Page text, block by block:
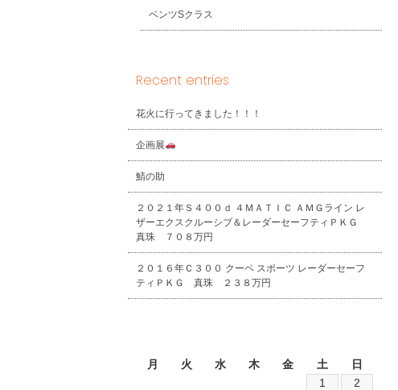
ベンツSクラス
Recent entries
花火に行ってきました！！！
企画展
鯖の助
２０２１年Ｓ４００ｄ ４ＭＡＴＩＣ ＡＭＧライン レ
ザーエクスクルーシブ＆レーダーセーフティＰＫＧ
真珠 ７０８万円
２０１６年Ｃ３００ クーペ スポーツ レーダーセーフ
ティＰＫＧ 真珠 ２３８万円
月
火 水 木 金 土
日
1
2